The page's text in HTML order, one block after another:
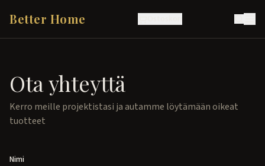
Better Home
Ota yhteyttä
Kerro meille projektistasi ja autamme löytämään oikeat
tuotteet
Nimi